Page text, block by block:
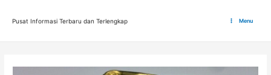
Pusat Informasi Terbaru dan Terlengkap Menu